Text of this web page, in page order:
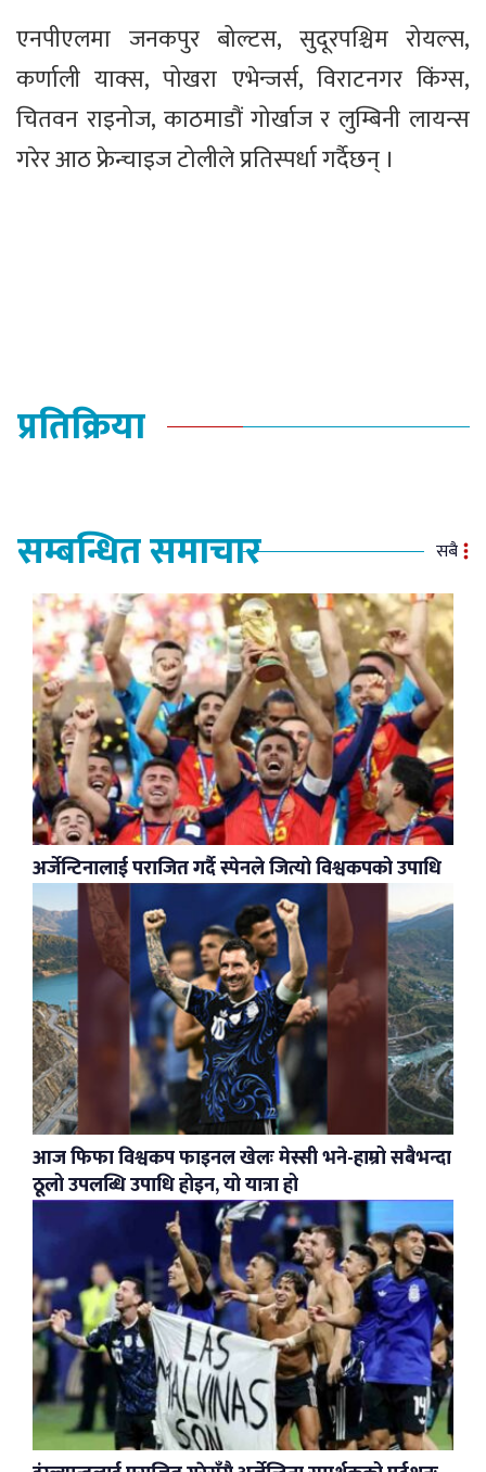
एनपीएलमा जनकपुर बोल्टस, सुदूरपश्चिम रोयल्स,
कर्णाली याक्स, पोखरा एभेन्जर्स, विराटनगर किंग्स,
चितवन राइनोज, काठमाडौं गोर्खाज र लुम्बिनी लायन्स
गरेर आठ फ्रेन्चाइज टोलीले प्रतिस्पर्धा गर्दैछन् ।
प्रतिक्रिया
सम्बन्धित समाचार सबै
अर्जेन्टिनालाई पराजित गर्दै स्पेनले जित्यो विश्वकपको उपाधि
आज फिफा विश्वकप फाइनल खेलः मेस्सी भने-हाम्रो सबैभन्दा
ठूलो उपलब्धि उपाधि होइन, यो यात्रा हो